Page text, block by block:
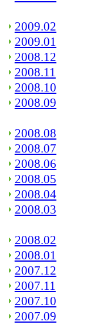
2009.02
2009.01
2008.12
2008.11
2008.10
2008.09
2008.08
2008.07
2008.06
2008.05
2008.04
2008.03
2008.02
2008.01
2007.12
2007.11
2007.10
2007.09